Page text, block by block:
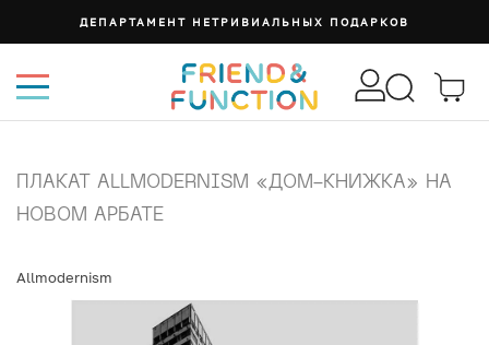
ДЕПАРТАМЕНТ НЕТРИВИАЛЬНЫХ ПОДАРКОВ
ПЛАКАТ ALLMODERNISM «ДОМ-КНИЖКА» НА
НОВОМ АРБАТЕ
Allmodernism